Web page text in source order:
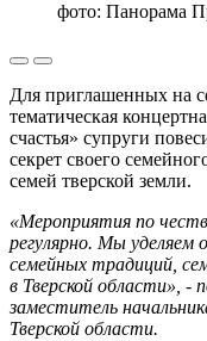
фото: Панорама
Для приглашенных на
тематическая
счастья» супруги
секрет своего
семей тверской земли.
«Мероприятия по
регулярно. Мы уделяем
семейных традиций,
в Тверской области», -
заместитель
Тверской области.